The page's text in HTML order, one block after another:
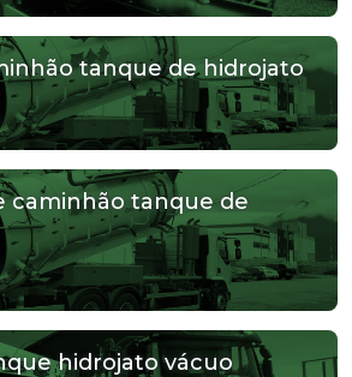
tanque de hidrojato
caminhão tanque de
hidrojato vácuo